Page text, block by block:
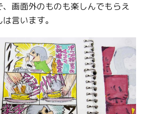
画面外のものも楽しんでもらえ
言います。